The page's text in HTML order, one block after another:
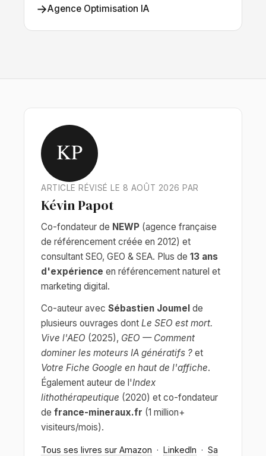
→Agence Optimisation IA
KP
ARTICLE RÉVISÉ LE 8 AOÛT 2026 PAR
Kévin Papot
Co-fondateur de NEWP (agence française
de référencement créée en 2012) et
consultant SEO, GEO & SEA. Plus de 13 ans
d'expérience en référencement naturel et
marketing digital.
Co-auteur avec Sébastien Joumel de
plusieurs ouvrages dont Le SEO est mort.
Vive l'AEO (2025), GEO — Comment
dominer les moteurs IA génératifs ? et
Votre Fiche Google en haut de l'affiche.
Également auteur de l'Index
lithothérapeutique (2020) et co-fondateur
de france-mineraux.fr (1 million+
visiteurs/mois).
Tous ses livres sur Amazon · LinkedIn · Sa